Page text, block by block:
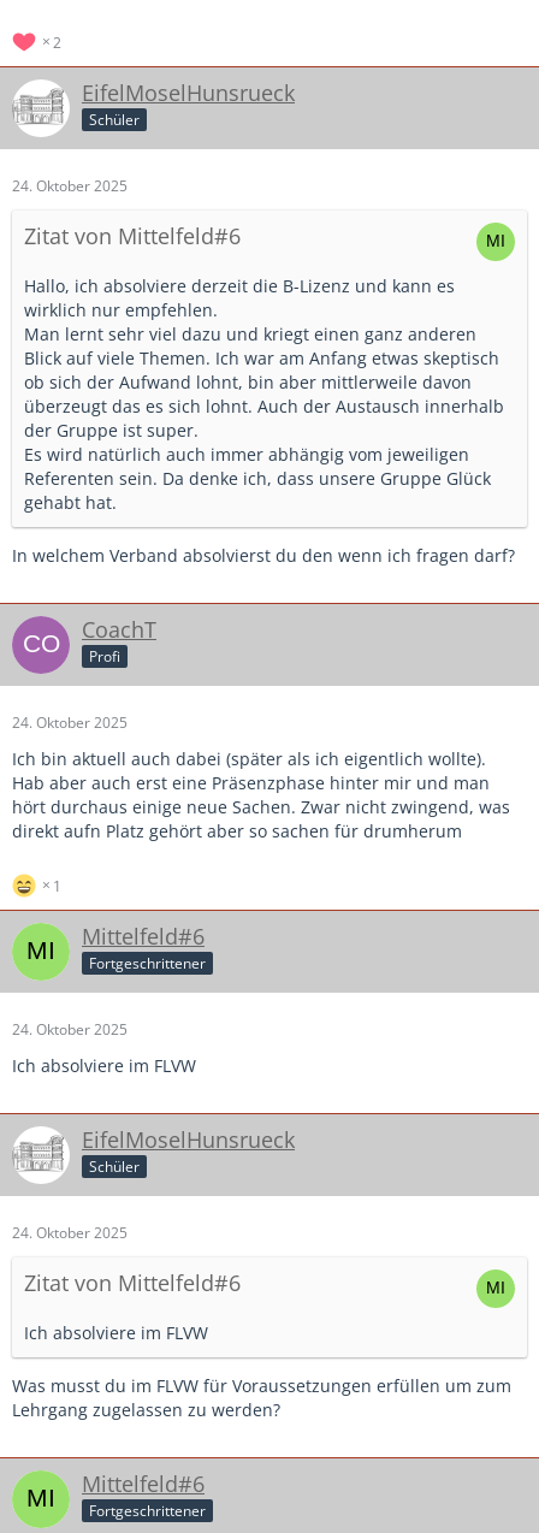
2
EifelMoselHunsrueck
Schüler
24. Oktober 2025
Zitat von Mittelfeld#6
Hallo, ich absolviere derzeit die B-Lizenz und kann es
wirklich nur empfehlen.
Man lernt sehr viel dazu und kriegt einen ganz anderen
Blick auf viele Themen. Ich war am Anfang etwas skeptisch
ob sich der Aufwand lohnt, bin aber mittlerweile davon
überzeugt das es sich lohnt. Auch der Austausch innerhalb
der Gruppe ist super.
Es wird natürlich auch immer abhängig vom jeweiligen
Referenten sein. Da denke ich, dass unsere Gruppe Glück
gehabt hat.
In welchem Verband absolvierst du den wenn ich fragen darf?
CoachT
Profi
24. Oktober 2025
Ich bin aktuell auch dabei (später als ich eigentlich wollte).
Hab aber auch erst eine Präsenzphase hinter mir und man
hört durchaus einige neue Sachen. Zwar nicht zwingend, was
direkt aufn Platz gehört aber so sachen für drumherum
1
Mittelfeld#6
Fortgeschrittener
24. Oktober 2025
Ich absolviere im FLVW
EifelMoselHunsrueck
Schüler
24. Oktober 2025
Zitat von Mittelfeld#6
Ich absolviere im FLVW
Was musst du im FLVW für Voraussetzungen erfüllen um zum
Lehrgang zugelassen zu werden?
Mittelfeld#6
Fortgeschrittener